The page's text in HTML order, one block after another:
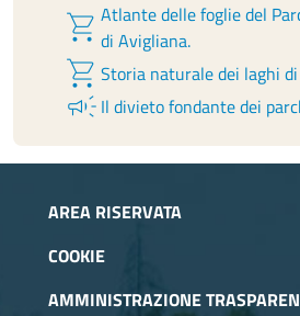
shopping_cart Atlante delle foglie del
di Avigliana.
shopping_cart Storia naturale dei laghi
campaign Il divieto fondante dei
AREA RISERVATA
COOKIE
AMMINISTRAZIONE